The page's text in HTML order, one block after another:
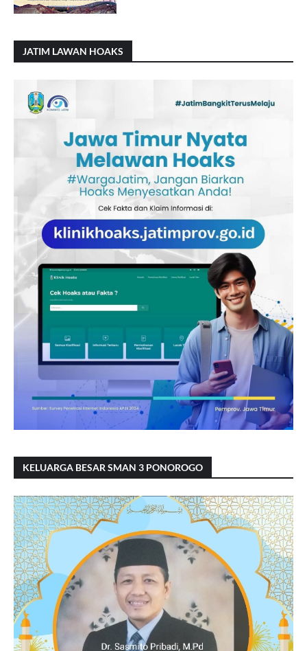
JATIM LAWAN HOAKS
KELUARGA BESAR SMAN 3 PONOROGO